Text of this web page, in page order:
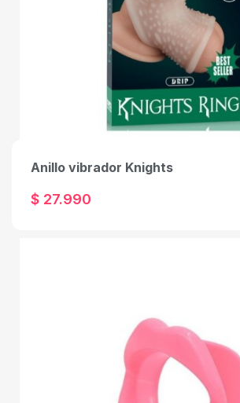
Anillo vibrador Knights
$ 27.990